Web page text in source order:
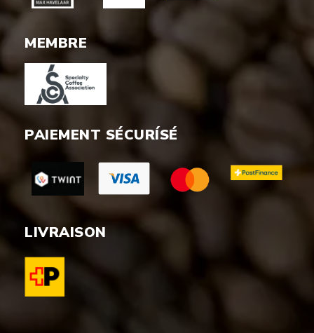
MEMBRE
PAIEMENT SÉCURÍSÉ
LIVRAISON